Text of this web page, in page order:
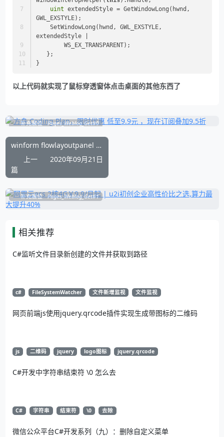
uint extendedStyle = GetWindowLong(hwnd,
GWL_EXSTYLE);
extendedStyle |
	WS_EX_TRANSPARENT);
   };
}
以上代码就实现了鼠标穿透窗体点击桌面的其他东西了
补充展位 Pages_Weblog_Get#0
winform flowlayoutpanel 性能优化 以及 闪烁问题的解决办法
上一
篇
2020年09月21日
补充展位 Pages_Weblog_Get#1
相关推荐
C#监听文件目录新创建的文件并获取到路径
c# FileSystemWatcher 文件新增监视 文件监视
网页前端js使用jquery.qrcode插件实现生成带图标的二维码
js 二维码 jquery logo图标 jquery.qrcode
C#开发中字符串结束符 \0 怎么去
C# 字符串 结束符 \0 去除
微信公众平台C#开发系列（九）：删除自定义菜单